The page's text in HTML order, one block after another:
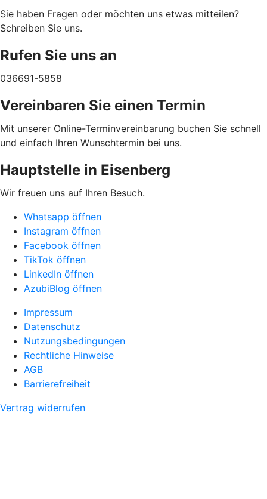
Sie haben Fragen oder möchten uns etwas mitteilen?
Schreiben Sie uns.
Rufen Sie uns an
036691-5858
Vereinbaren Sie einen Termin
Mit unserer Online-Terminvereinbarung buchen Sie schnell
und einfach Ihren Wunschtermin bei uns.
Hauptstelle in Eisenberg
Wir freuen uns auf Ihren Besuch.
Whatsapp öffnen
Instagram öffnen
Facebook öffnen
TikTok öffnen
LinkedIn öffnen
AzubiBlog öffnen
Impressum
Datenschutz
Nutzungsbedingungen
Rechtliche Hinweise
AGB
Barrierefreiheit
Vertrag widerrufen